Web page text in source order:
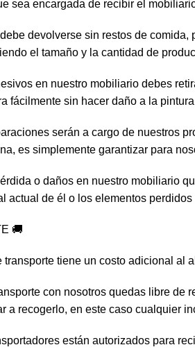
sea encargada de recibir el
devolverse sin restos de
el tamaño y la cantidad de
en nuestro mobiliario debes
fácilmente sin hacer daño a la
serán a cargo de nuestros
es simplemente garantizar para
o daños en nuestro mobiliario
actual de él o los elementos perdidos
🚚
transporte tiene un costo adicional al
con nosotros quedas libre de
a recogerlo, en este caso cualquier
están autorizados para